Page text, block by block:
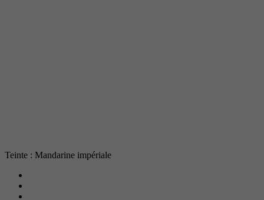
Teinte : Mandarine impériale